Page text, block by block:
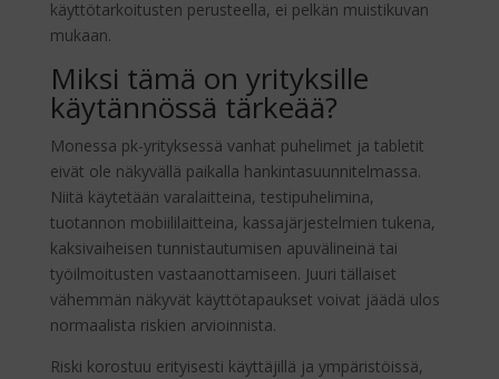
käyttötarkoitusten perusteella, ei pelkän muistikuvan
mukaan.
Miksi tämä on yrityksille
käytännössä tärkeää?
Monessa pk-yrityksessä vanhat puhelimet ja tabletit
eivät ole näkyvällä paikalla hankintasuunnitelmassa.
Niitä käytetään varalaitteina, testipuhelimina,
tuotannon mobiililaitteina, kassajärjestelmien tukena,
kaksivaiheisen tunnistautumisen apuvälineinä tai
työilmoitusten vastaanottamiseen. Juuri tällaiset
vähemmän näkyvät käyttötapaukset voivat jäädä ulos
normaalista riskien arvioinnista.
Riski korostuu erityisesti käyttäjillä ja ympäristöissä,